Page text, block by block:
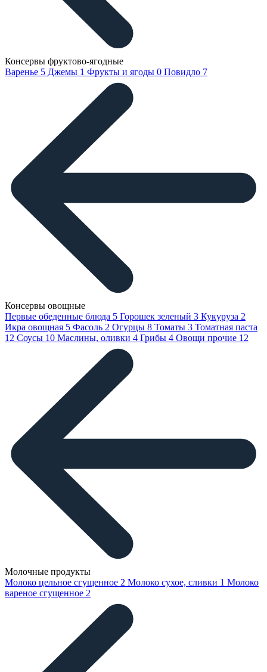
Консервы фруктово-ягодные
Варенье 5 Джемы 1 Фрукты и ягоды 0 Повидло 7
Консервы овощные
Первые обеденные блюда 5 Горошек зеленый 3 Кукуруза 2
Икра овощная 5 Фасоль 2 Огурцы 8 Томаты 3 Томатная паста
12 Соусы 10 Маслины, оливки 4 Грибы 4 Овощи прочие 12
Молочные продукты
Молоко цельное сгущенное 2 Молоко сухое, сливки 1 Молоко
вареное сгущенное 2